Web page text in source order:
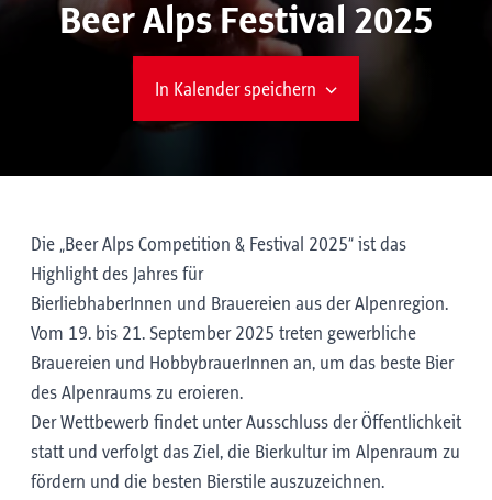
Beer Alps Festival 2025
In Kalender speichern
Die „Beer Alps Competition & Festival 2025“ ist das
Highlight des Jahres für
BierliebhaberInnen und Brauereien aus der Alpenregion.
Vom 19. bis 21. September 2025 treten gewerbliche
Brauereien und HobbybrauerInnen an, um das beste Bier
des Alpenraums zu eroieren.
Der Wettbewerb findet unter Ausschluss der Öffentlichkeit
statt und verfolgt das Ziel, die Bierkultur im Alpenraum zu
fördern und die besten Bierstile auszuzeichnen.